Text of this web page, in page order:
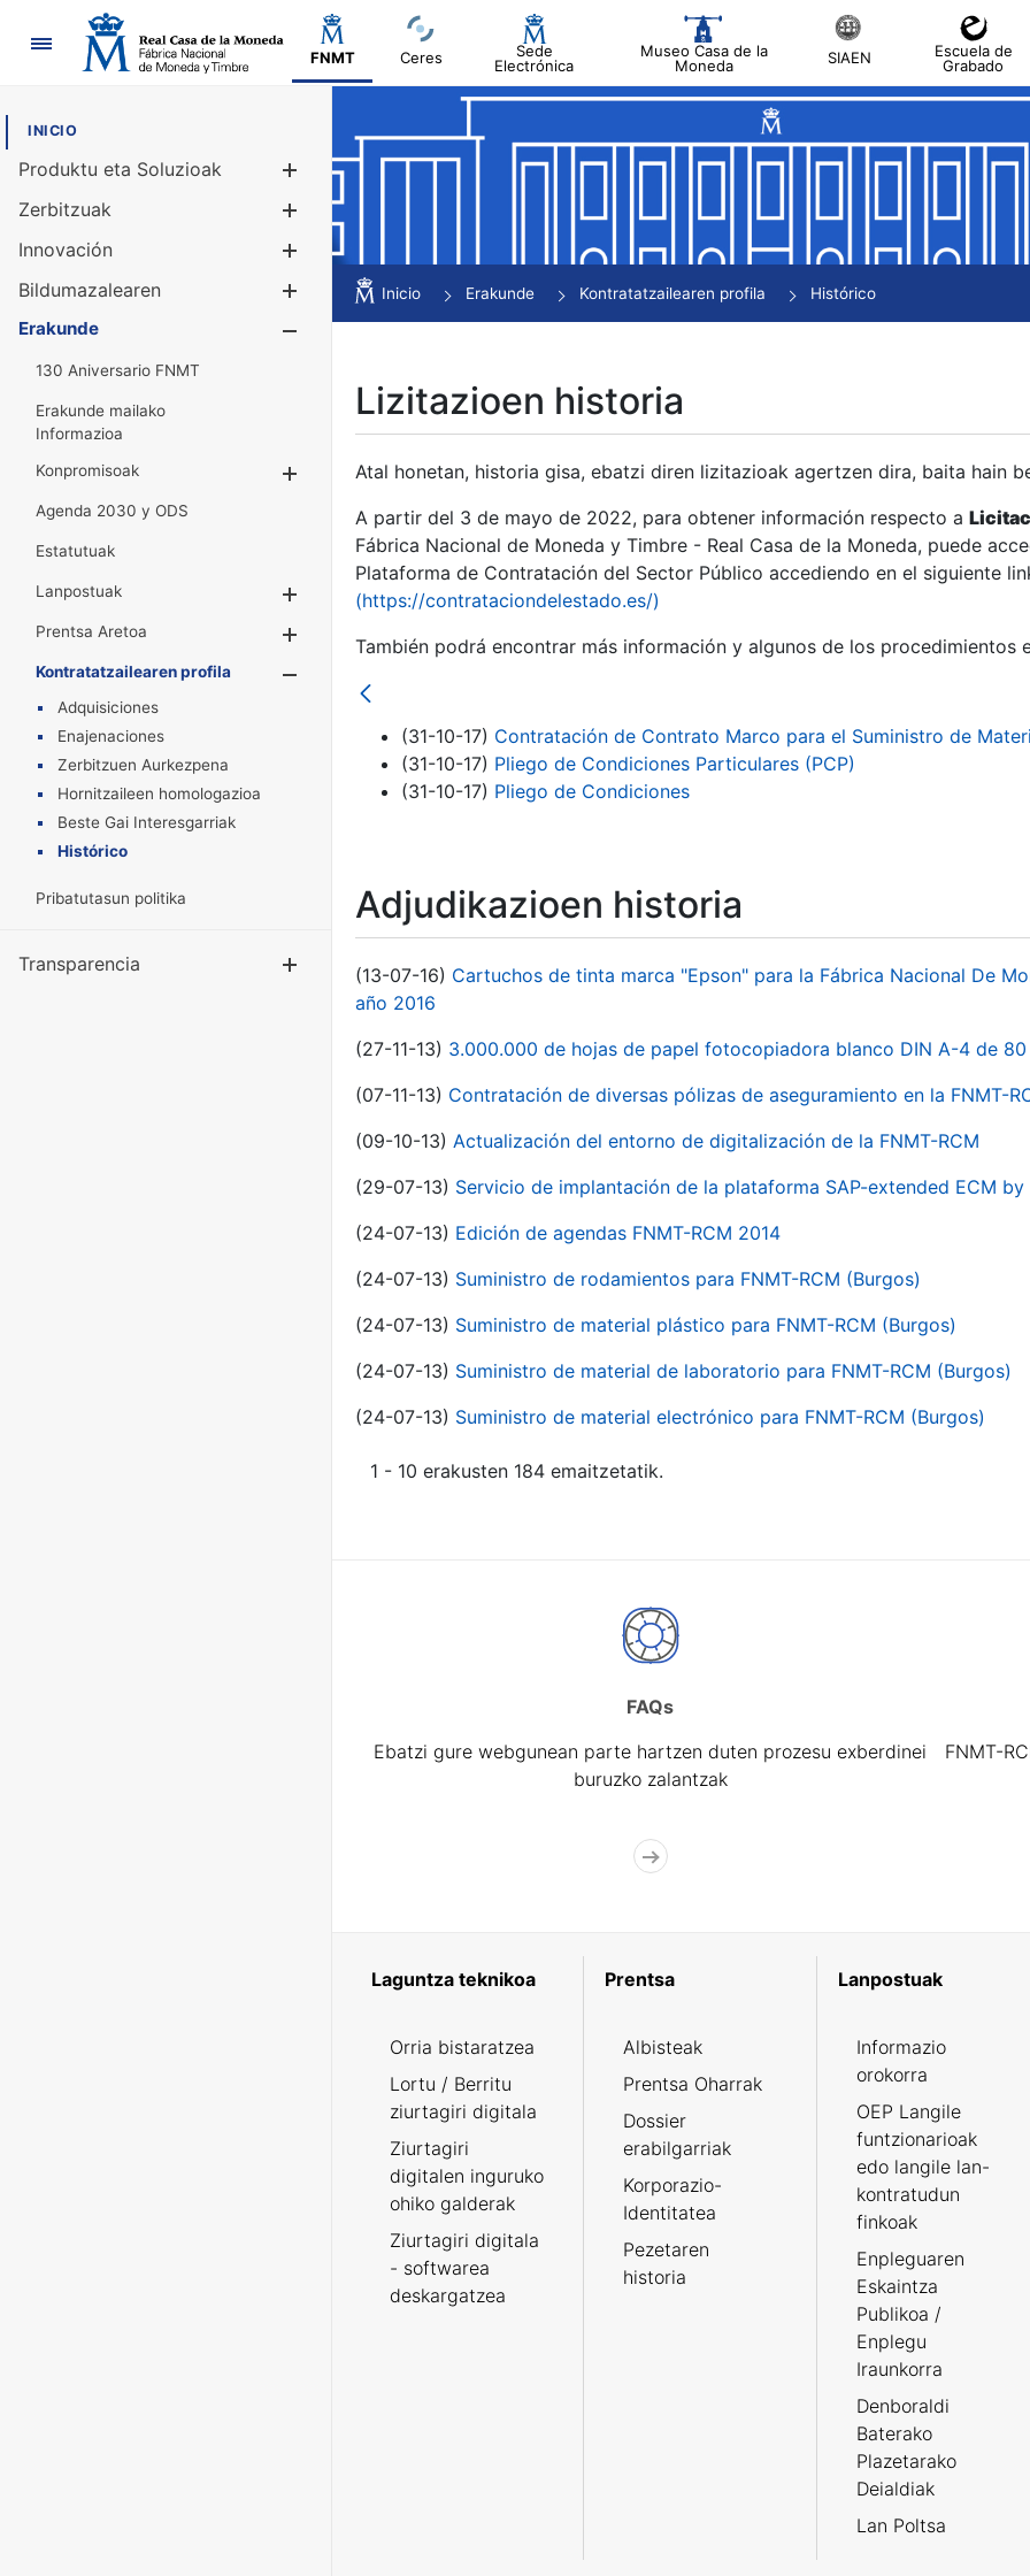
Nabigazioa
FNMT Ceres
Sede
Electrónica
Museo Casa de la
Moneda
SIAEN
Escuela de
Grabado
INICIO
Produktu eta Soluzioak
Erakutsi/Ezkutatu
Zerbitzuak
Innovación
Bildumazalearen
Erakutsi/Ezkutatu
Erakunde
130 Aniversario FNMT
Erakunde mailako
Informazioa
Konpromisoak
Erakutsi/Ezkutatu
Agenda 2030 y ODS
Estatutuak
Lanpostuak
Erakutsi/Ezkutatu
Prentsa Aretoa
Erakutsi/Ezkutatu
Kontratatzailearen profila
Adquisiciones
Enajenaciones
Zerbitzuen Aurkezpena
Hornitzaileen homologazioa
Beste Gai Interesgarriak
Histórico
Pribatutasun politika
Transparencia Erakutsi/Ezkutatu
Inicio Erakunde Kontratatzailearen profila Histórico
Lizitazioen historia
Atal honetan, historia gisa, ebatzi diren lizitazioak agertzen dira, baita hain
A partir del 3 de mayo de 2022, para obtener información respecto a
Fábrica Nacional de Moneda y Timbre - Real Casa de la Moneda, puede
Plataforma de Contratación del Sector Público accediendo en el siguiente
(https://contrataciondelestado.es/)
También podrá encontrar más información y algunos de los procedimientos
(31-10-17) Contratación de Contrato Marco para el Suministro de
(31-10-17) Pliego de Condiciones Particulares (PCP)
(31-10-17) Pliego de Condiciones
Adjudikazioen historia
(13-07-16) Cartuchos de tinta marca "Epson" para la Fábrica Nacional De
año 2016
(27-11-13) 3.000.000 de hojas de papel fotocopiadora blanco DIN A-4 de 80
(07-11-13) Contratación de diversas pólizas de aseguramiento en la FNMT-
(09-10-13) Actualización del entorno de digitalización de la FNMT-RCM
(29-07-13) Servicio de implantación de la plataforma SAP-extended ECM by
(24-07-13) Edición de agendas FNMT-RCM 2014
(24-07-13) Suministro de rodamientos para FNMT-RCM (Burgos)
(24-07-13) Suministro de material plástico para FNMT-RCM (Burgos)
(24-07-13) Suministro de material de laboratorio para FNMT-RCM (Burgos)
(24-07-13) Suministro de material electrónico para FNMT-RCM (Burgos)
1 - 10 erakusten 184 emaitzetatik.
FAQs
Ebatzi gure webgunean parte hartzen duten prozesu exberdinei
buruzko zalantzak
FNMT-
Laguntza teknikoa
Orria bistaratzea
Lortu / Berritu
ziurtagiri digitala
Ziurtagiri
digitalen inguruko
ohiko galderak
Ziurtagiri digitala
- softwarea
deskargatzea
Prentsa
Albisteak
Prentsa Oharrak
Dossier
erabilgarriak
Korporazio-
Identitatea
Pezetaren
historia
Lanpostuak
Informazio
orokorra
OEP Langile
funtzionarioak
edo langile lan-
kontratudun
finkoak
Enpleguaren
Eskaintza
Publikoa /
Enplegu
Iraunkorra
Denboraldi
Baterako
Plazetarako
Deialdiak
Lan Poltsa